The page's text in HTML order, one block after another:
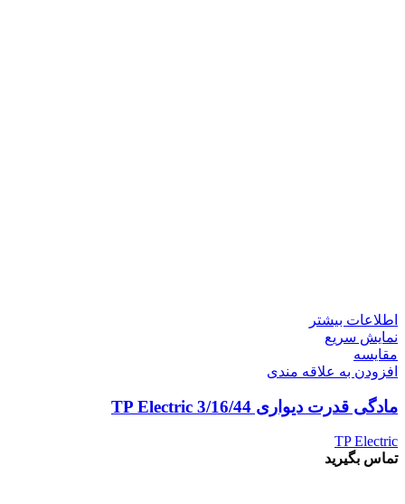
اطلاعات بیشتر
نمایش سریع
مقايسه
افزودن به علاقه مندی
مادگی قدرت دیواری 3/16/44 TP Electric
TP Electric
تماس بگیرید